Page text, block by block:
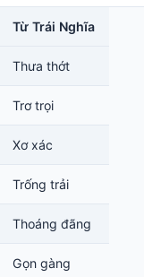
Từ Trái Nghĩa
Thưa thớt
Trơ trọi
Xơ xác
Trống trải
Thoáng đãng
Gọn gàng